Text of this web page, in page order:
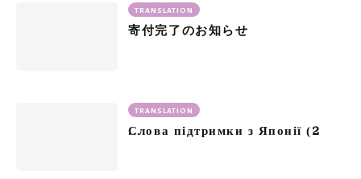
TRANSLATION
寄付完了のお知らせ
TRANSLATION
Слова підтримки з Японії (2